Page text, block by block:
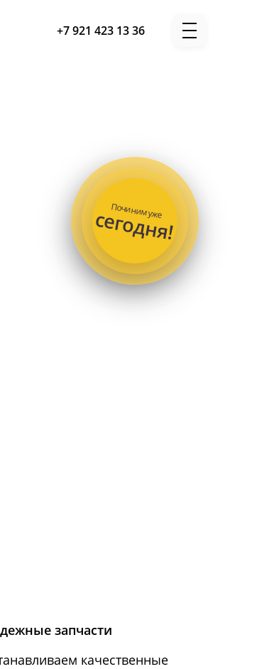
+7 921 423 13 36
Починим уже
сегодня!
запчасти
качественные